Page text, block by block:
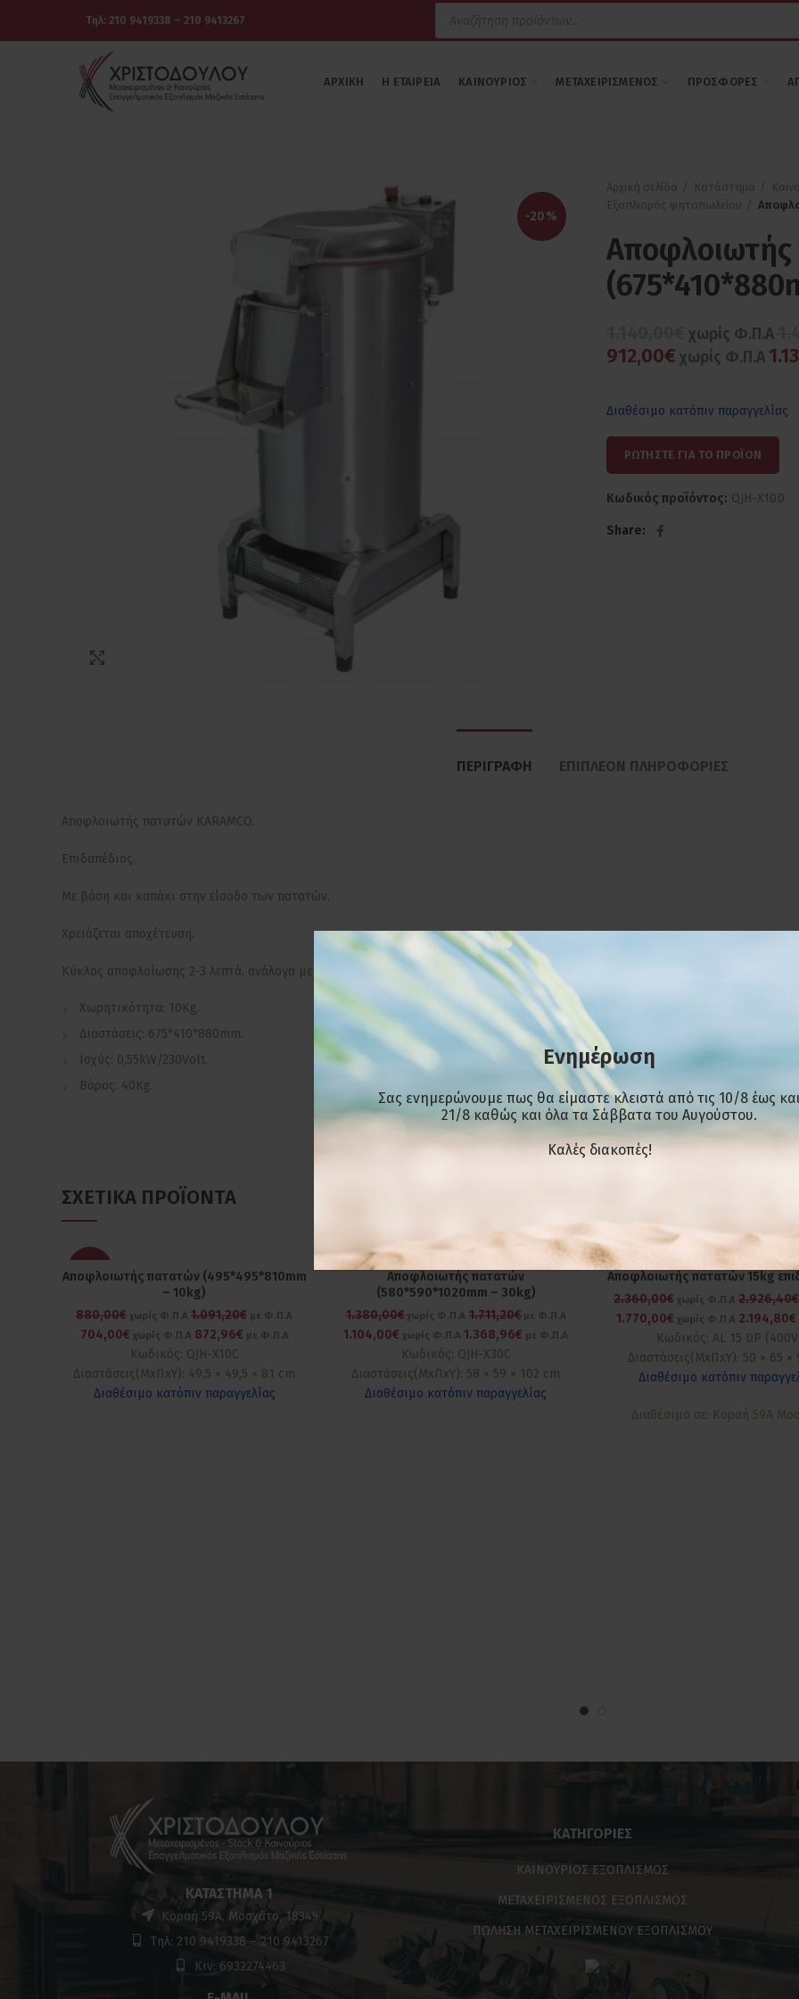
Τηλ: 210 9419338 – 210 9413267
Products
ΑΡΧΙΚΉ Η ΕΤΑΙΡΕΊΑ ΚΑΙΝΟΎΡΙΟΣ ΜΕΤΑΧΕΙΡΙΣΜΈΝΟΣ ΠΡΟΣΦΟΡΈΣ
-20%
χωρίς Φ.Π.Α
912,00€ χωρίς Φ.Π.Α
Διαθέσιμο κατόπιν παραγγελίας
ΡΩΤΗΣΤΕ ΓΙΑ ΤΟ ΠΡΟΪΟΝ
Κωδικός προϊόντος: QJH-X10D
Share
ΠΕΡΙΓΡΑΦΉ ΕΠΙΠΛΈΟΝ ΠΛΗΡΟΦΟΡΊΕΣ
Αποφλοιωτής πατατών KARAMCO.
Επιδαπέδιος.
Με βάση και καπάκι στην είσοδο των πατατών.
Χρειάζεται αποχέτευση.
Κύκλος αποφλοίωσης 2-3 λεπτά, ανάλογα με την ποιότητα της πατάτας.
Χωρητικότητα: 10Kg.
Διαστάσεις: 675*410*880mm.
Ισχύς: 0,55kW/230Volt.
Βάρος: 40Kg.
ΣΧΕΤΙΚΆ ΠΡΟΪΌΝΤΑ
-20%
Αποφλοιωτής πατατών (495*495*810mm
– 10kg)
880,00€χωρίς Φ.Π.Α 1.091,20€με Φ.Π.Α
704,00€ χωρίς Φ.Π.Α 872,96€ με Φ.Π.Α
Κωδικός: QJH-X10C
Διαστάσεις(ΜxΠxΥ): 49,5 × 49,5 × 81 cm
Διαθέσιμο κατόπιν παραγγελίας
-20%
Αποφλοιωτής πατατών
(580*590*1020mm – 30kg)
1.380,00€χωρίς Φ.Π.Α 1.711,20€με Φ.Π.Α
1.104,00€ χωρίς Φ.Π.Α1.368,96€ με Φ.Π.Α
Κωδικός: QJH-X30C
Διαστάσεις(ΜxΠxΥ): 58 × 59 × 102 cm
Διαθέσιμο κατόπιν παραγγελίας
-25%
Αποφλοιωτής πατατών 15kg
2.360,00€χωρίς Φ.Π.Α 2.926,40€
1.770,00€ χωρίς Φ.Π.Α 2.194,80€
Κωδικός: AL 15 DP
Διαστάσεις(ΜxΠxΥ): 50 × 65 ×
Διαθέσιμο κατόπιν
Διαθέσιμο σε: Κοραή 59Α
ΚΑΤΆΣΤΗΜΑ 1
Κοραή 59Α, Μοσχάτο, 18345
Τηλ: 210 9419338 – 210 9413267
Κιν: 6932274463
ΚΑΤΗΓΟΡΊΕΣ
ΚΑΙΝΟΥΡΙΟΣ ΕΞΟΠΛΙΣΜΟΣ
ΜΕΤΑΧΕΙΡΙΣΜΕΝΟΣ ΕΞΟΠΛΙΣΜΟΣ
ΠΩΛΗΣΗ ΜΕΤΑΧΕΙΡΙΣΜΕΝΟΥ ΕΞΟΠΛΙΣΜΟΥ
Ενημέρωση
Σας ενημερώνουμε πως θα είμαστε κλειστά από τις 10/8 έως και
21/8 καθώς και όλα τα Σάββατα του Αυγούστου.
Kαλές διακοπές!